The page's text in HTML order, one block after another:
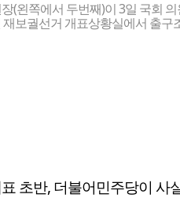
(왼쪽에서 두번째)이 3일 국회 의
보궐선거 개표상황실에서 출구
초반, 더불어민주당이 사